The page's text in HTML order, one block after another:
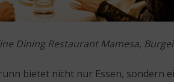
Dining Restaurant Mamesa,
bietet nicht nur Essen,